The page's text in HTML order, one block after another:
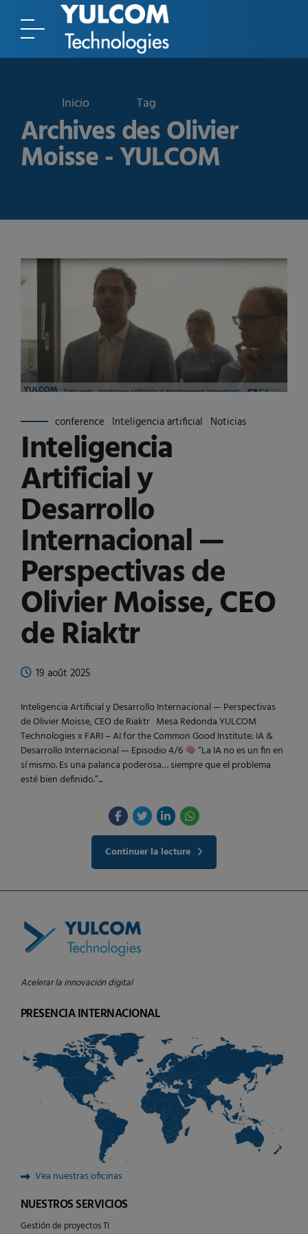
Tag
Archives des Olivier
Moisse - YULCOM
conference Inteligencia artificial Noticias
Inteligencia
Artificial y
Desarrollo
Internacional —
Perspectivas de
Olivier Moisse, CEO
de Riaktr
19 août 2025
Inteligencia Artificial y Desarrollo Internacional — Perspectivas
de Olivier Moisse, CEO de Riaktr Mesa Redonda YULCOM
Technologies x FARI – AI for the Common Good Institute: IA &
Desarrollo Internacional — Episodio 4/6
“La IA no es un fin en
sí mismo. Es una palanca poderosa… siempre que el problema
esté bien definido.”...
Continuer la lecture
Acelerar la innovación digital
PRESENCIA INTERNACIONAL
Vea nuestras oficinas
NUESTROS SERVICIOS
Gestión de proyectos TI